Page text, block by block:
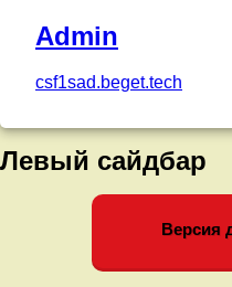
города
Ростова-
Admin
csf1sad.beget.tech
Левый сайдбар
Версия